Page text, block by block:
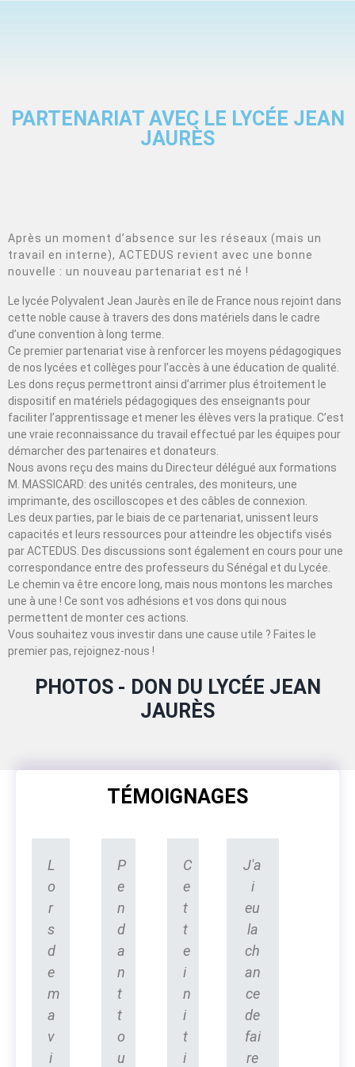
PARTENARIAT AVEC LE LYCÉE JEAN
JAURÈS
Après un moment d’absence sur les réseaux (mais un
travail en interne), ACTEDUS revient avec une bonne
nouvelle : un nouveau partenariat est né !
Le lycée Polyvalent Jean Jaurès en île de France nous rejoint dans
cette noble cause à travers des dons matériels dans le cadre
d’une convention à long terme.
Ce premier partenariat vise à renforcer les moyens pédagogiques
de nos lycées et collèges pour l’accès à une éducation de qualité.
Les dons reçus permettront ainsi d’arrimer plus étroitement le
dispositif en matériels pédagogiques des enseignants pour
faciliter l’apprentissage et mener les élèves vers la pratique. C’est
une vraie reconnaissance du travail effectué par les équipes pour
démarcher des partenaires et donateurs.
Nous avons reçu des mains du Directeur délégué aux formations
M. MASSICARD: des unités centrales, des moniteurs, une
imprimante, des oscilloscopes et des câbles de connexion.
Les deux parties, par le biais de ce partenariat, unissent leurs
capacités et leurs ressources pour atteindre les objectifs visés
par ACTEDUS. Des discussions sont également en cours pour une
correspondance entre des professeurs du Sénégal et du Lycée.
Le chemin va être encore long, mais nous montons les marches
une à une ! Ce sont vos adhésions et vos dons qui nous
permettent de monter ces actions.
Vous souhaitez vous investir dans une cause utile ? Faites le
premier pas, rejoignez-nous !
PHOTOS - DON DU LYCÉE JEAN
JAURÈS
TÉMOIGNAGES
L
o
r
s
d
e
m
a
v
i
P
e
n
d
a
n
t
t
o
u
C
e
t
t
e
i
n
i
t
i
J'a
i
eu
la
ch
an
ce
de
fai
re